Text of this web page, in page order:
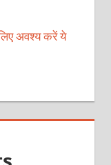
अवश्य करें ये